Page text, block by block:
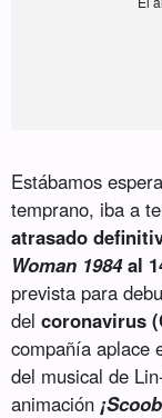
Estábamos
temprano, iba a
atrasado
Woman 1984al
prevista para
delcoronavirus
compañía aplace
del musical de
animación